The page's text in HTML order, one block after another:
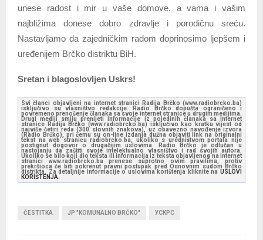
unese radost i mir u vaše domove, a vama i vašim
najbližima donese dobro zdravlje i porodičnu sreću.
Nastavljamo da zajedničkim radom doprinosimo ljepšem i
uređenijem Brčko distriktu BiH.
Sretan i blagoslovljen Uskrs!
Svi članci objavljeni na internet stranici Radija Brčko (www.radiobrcko.ba)
isključivo su vlasništvo redakcije. Radio Brčko dopušta ograničeno i
povremeno prenošenje članaka sa svoje internet stranice u drugim medijima.
Drugi mediji smiju prenijeti informacije iz pojedinih članaka sa Internet
stranice Radija Brčko (www.radiobrcko.ba) isključivo kao kratku vijest od
najviše četiri reda (300 slovnih znakova), uz obavezno navođenje izvora
(Radio Brčko), pri čemu su on-line izdanja dužna objaviti link na originalni
tekst na web stranicu radiobrcko.ba, ukoliko s uredništvom portala nije
postignut dogovor o drugačijim uslovima. Radio Brčko je odlučan u
nastojanju da zaštiti svoje intelektualno vlasništvo i rad svojih autora.
Ukoliko se bilo koji dio teksta ili informacija iz teksta objavljenog na internet
stranici www.radiobrcko.ba prenese suprotno ovim pravilima, protiv
prekršioca će biti pokrenut pravni postupak pred Osnovnim sudom Brčko
distrikta. Za detaljnije informacije o uslovima korištenja kliknite na USLOVI
KORIŠTENJA.
ČESTITKA JP "KOMUNALNO BRČKO" УСКРС